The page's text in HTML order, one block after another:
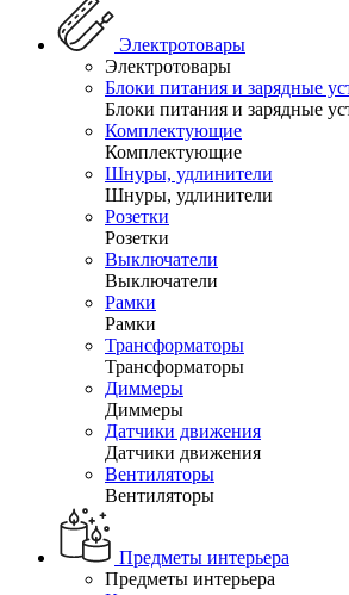
Электротовары
Электротовары
Блоки питания и зарядные
Блоки питания и зарядные
Комплектующие
Комплектующие
Шнуры, удлинители
Шнуры, удлинители
Розетки
Розетки
Выключатели
Выключатели
Рамки
Рамки
Трансформаторы
Трансформаторы
Диммеры
Диммеры
Датчики движения
Датчики движения
Вентиляторы
Вентиляторы
Предметы интерьера
Предметы интерьера